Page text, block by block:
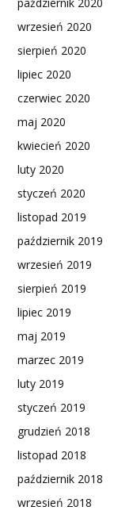
wrzesień 2020
sierpień 2020
lipiec 2020
czerwiec 2020
maj 2020
kwiecień 2020
luty 2020
styczeń 2020
listopad 2019
październik 2019
wrzesień 2019
sierpień 2019
lipiec 2019
maj 2019
marzec 2019
luty 2019
styczeń 2019
grudzień 2018
listopad 2018
październik 2018
wrzesień 2018